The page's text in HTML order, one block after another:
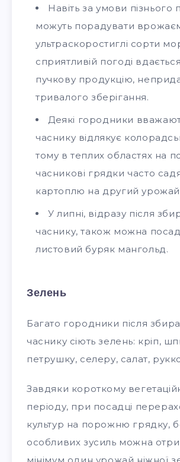
Навіть за умови пізнього
можуть порадувати
ультраскоростиглі сорти
сприятливій погоді
пучкову продукцію,
тривалого зберігання.
Деякі городники
часнику відлякує
тому в теплих областях на
часникові грядки часто
картоплю на другий
У липні, відразу після
часнику, також можна
листовий буряк мангольд.
Зелень
Багато городники після
часнику сіють зелень: кріп,
петрушку, селеру, салат,
Завдяки короткому
періоду, при посадці
культур на порожню грядку,
особливих зусиль можна